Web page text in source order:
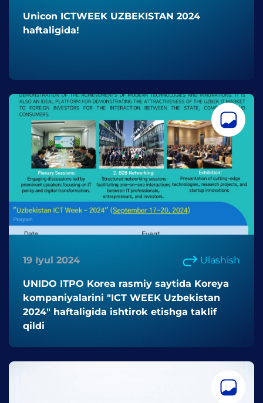
Unicon ICTWEEK UZBEKISTAN 2024
haftaligida!
19 Iyul 2024 Ulashish
UNIDO ITPO Korea rasmiy saytida Koreya
kompaniyalarini "ICT WEEK Uzbekistan
2024" haftaligida ishtirok etishga taklif
qildi